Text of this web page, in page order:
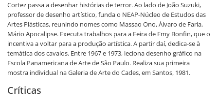
Cortez passa a desenhar histórias de terror. Ao lado de João Suzuki,
professor de desenho artístico, funda o NEAP-Núcleo de Estudos das
Artes Plásticas, reunindo nomes como Massao Ono, Álvaro de Faria,
Mário Apocalipse. Executa trabalhos para a Feira de Emy Bonfin, que o
incentiva a voltar para a produção artística. A partir daí, dedica-se à
temática dos cavalos. Entre 1967 e 1973, leciona desenho gráfico na
Escola Panamericana de Arte de São Paulo. Realiza sua primeira
mostra individual na Galeria de Arte do Cades, em Santos, 1981.
Críticas